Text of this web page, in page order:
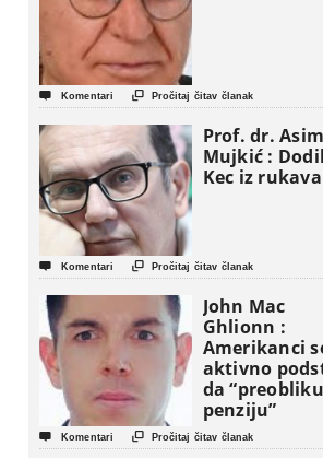
 Komentari  Pročitaj čitav članak
Prof. dr. Asim
Mujkić :
Kec iz rukava
 Komentari  Pročitaj čitav članak
John Mac
Ghlionn :
Amerikanci
aktivno
da
penziju”
 Komentari  Pročitaj čitav članak